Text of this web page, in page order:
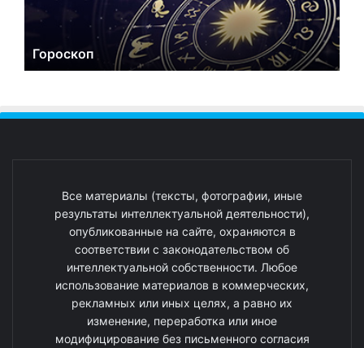
Гороскоп
Все материалы (тексты, фотографии, иные
результаты интеллектуальной деятельности),
опубликованные на сайте, охраняются в
соответствии с законодательством об
интеллектуальной собственности. Любое
использование материалов в коммерческих,
рекламных или иных целях, а равно их
изменение, переработка или иное
модифицирование без письменного согласия